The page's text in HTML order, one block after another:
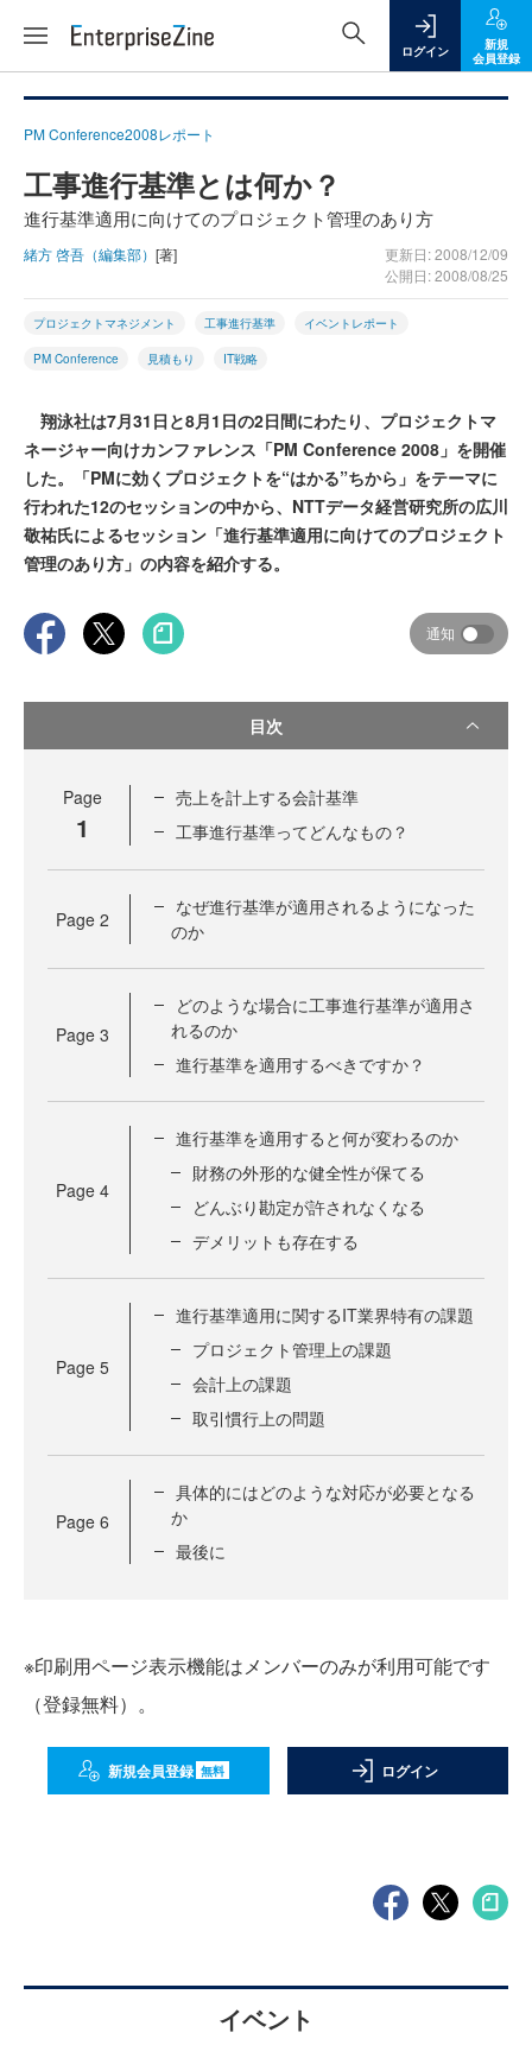
ログイン
新規
会員登録
PM Conference2008レポート
工事進行基準とは何か？
進行基準適用に向けてのプロジェクト管理のあり方
緒方 啓吾（編集部） [著]
更新日: 2008/12/09
公開日: 2008/08/25
プロジェクトマネジメント 工事進行基準 イベントレポート
PM Conference 見積もり IT戦略
翔泳社は7月31日と8月1日の2日間にわたり、プロジェクトマ
ネージャー向けカンファレンス「PM Conference 2008」を開催
した。「PMに効くプロジェクトを“はかる”ちから」をテーマに
行われた12のセッションの中から、NTTデータ経営研究所の広川
敬祐氏によるセッション「進行基準適用に向けてのプロジェクト
管理のあり方」の内容を紹介する。
通知
目次
Page
1
売上を計上する会計基準
工事進行基準ってどんなもの？
Page 2
なぜ進行基準が適用されるようになった
のか
Page 3
どのような場合に工事進行基準が適用さ
れるのか
進行基準を適用するべきですか？
Page 4
進行基準を適用すると何が変わるのか
財務の外形的な健全性が保てる
どんぶり勘定が許されなくなる
デメリットも存在する
Page 5
進行基準適用に関するIT業界特有の課題
プロジェクト管理上の課題
会計上の課題
取引慣行上の問題
Page 6
具体的にはどのような対応が必要となる
か
最後に
※印刷用ページ表示機能はメンバーのみが利用可能です
（登録無料）。
新規会員登録 無料 ログイン
イベント